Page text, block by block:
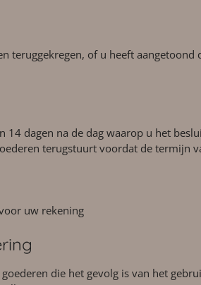
of u heeft aangetoond
dagen na de dag waarop u het
terugstuurt voordat de termijn
uw rekening
die het gevolg is van het